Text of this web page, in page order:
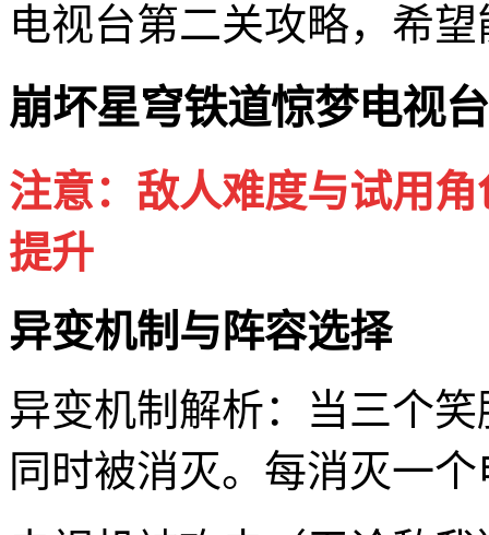
电视台第二关攻略，希
崩坏星穹铁道惊梦电视
注意：敌人难度与试用
提升
异变机制与阵容选择
异变机制解析：当三个
同时被消灭。每消灭一